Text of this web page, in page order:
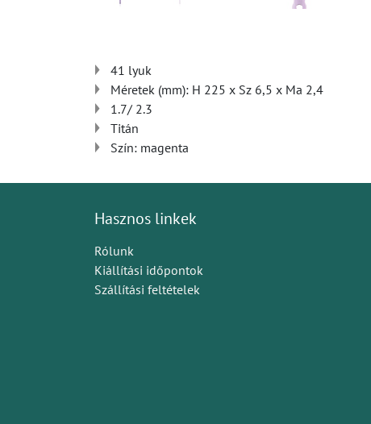
41 lyuk
Méretek (mm): H 225 x Sz 6,5 x Ma 2,4
1.7/ 2.3
Titán
Szín: magenta
Hasznos linkek
Rólunk
Kiállítási időpontok
Szállítási feltételek